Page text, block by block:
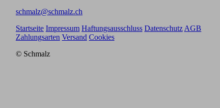
schmalz@schmalz.ch
Startseite Impressum Haftungsausschluss Datenschutz AGB
Zahlungsarten Versand Cookies
© Schmalz